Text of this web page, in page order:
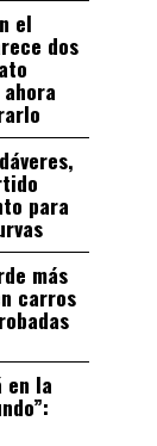
el
dos
para
más
carros
en la